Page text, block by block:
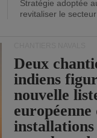
Stratégie adoptée
revitaliser le secteur
Deux
indiens
nouvelle
européenne
installations